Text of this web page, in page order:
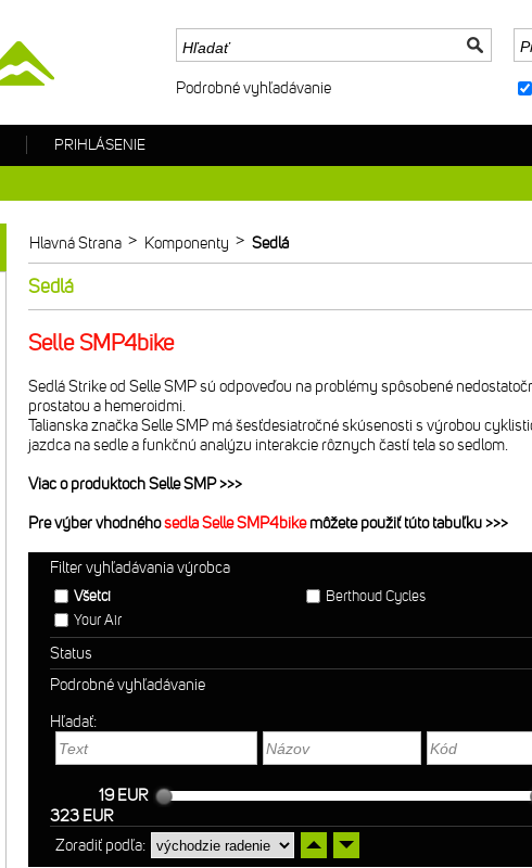
Hlavná Strana > Komponenty > Sedlá
Sedlá
Selle SMP4bike
Sedlá Strike od Selle SMP sú odpoveďou na problémy spôsobené
prostatou a hemeroidmi.
Talianska značka Selle SMP má šesťdesiatročné skúsenosti s výrobou
jazdca na sedle a funkčnú analýzu interakcie rôznych častí tela so sedlom.
Viac o produktoch Selle SMP >>>
Pre výber vhodnéhosedla Selle SMP4bikemôžete použiť túto tabuľku >>>
Filter vyhľadávania výrobca
Všetci Berthoud Cycles
Your Air
Status
Podrobné vyhľadávanie
Hľadať:
19 EUR
323 EUR
Zoradiť podľa:
Podrobné vyhľadávanie
PRIHLÁSENIE